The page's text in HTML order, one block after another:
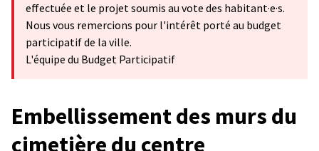
effectuée et le projet soumis au vote des habitant·e·s.
Nous vous remercions pour l'intérêt porté au budget
participatif de la ville.
L'équipe du Budget Participatif
Embellissement des murs du
cimetière du centre